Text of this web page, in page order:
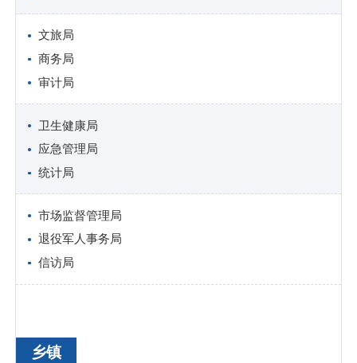
文旅局
商务局
审计局
卫生健康局
应急管理局
统计局
市场监督管理局
退役军人事务局
信访局
乡镇